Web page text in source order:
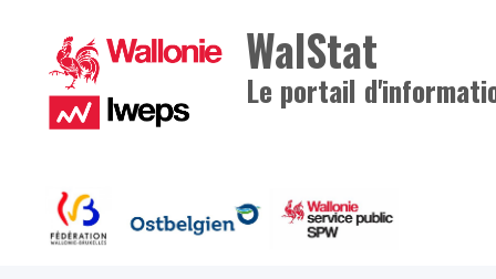
WalStat
Le portail